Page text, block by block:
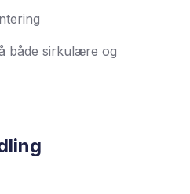
både sirkulære og